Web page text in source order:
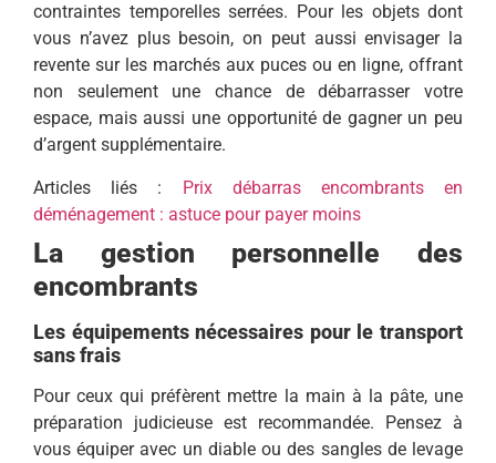
contraintes temporelles serrées. Pour les objets dont
vous n’avez plus besoin, on peut aussi envisager la
revente sur les marchés aux puces ou en ligne, offrant
non seulement une chance de débarrasser votre
espace, mais aussi une opportunité de gagner un peu
d’argent supplémentaire.
Articles liés : Prix débarras encombrants en
déménagement : astuce pour payer moins
La gestion personnelle des
encombrants
Les équipements nécessaires pour le transport
sans frais
Pour ceux qui préfèrent mettre la main à la pâte, une
préparation judicieuse est recommandée. Pensez à
vous équiper avec un diable ou des sangles de levage